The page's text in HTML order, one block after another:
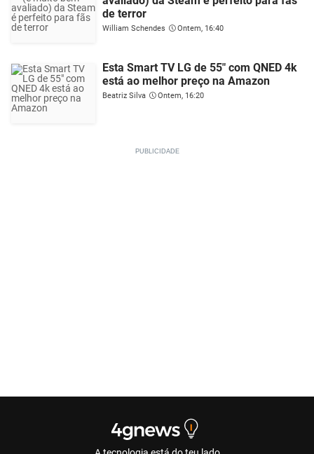
de terror
William Schendes Ontem, 16:40
Esta Smart TV LG de 55" com QNED 4k
está ao melhor preço na Amazon
Beatriz Silva Ontem, 16:20